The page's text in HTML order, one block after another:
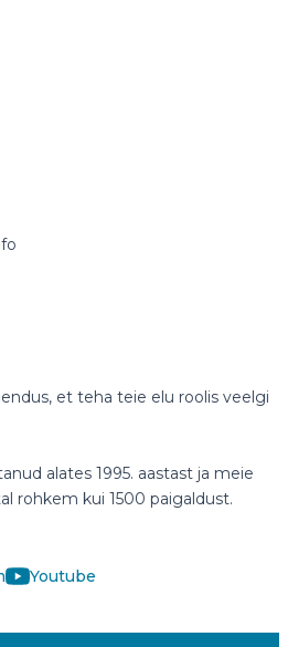
et teha teie elu roolis veelgi
alates 1995. aastast ja meie
rohkem kui 1500 paigaldust.
Youtube